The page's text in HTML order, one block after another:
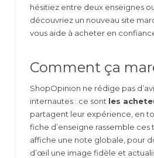
hésitiez entre deux enseignes
découvriez un nouveau site
vous aide à acheter en
Comment ça
ShopOpinion ne rédige pas
internautes : ce sont les
partagent leur expérience, en
fiche d’enseigne rassemble
affiche une note globale, pour
d’œil une image fidèle et